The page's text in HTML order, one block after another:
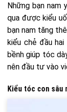
Những bạn nam
qua được kiểu
bạn nam tăng
kiểu chẻ đầu
bềnh giúp tóc
nên đầu tư vào
Kiểu tóc con sâu